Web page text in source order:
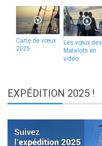
Carte de vœux
2025
Les vœux des
Matelots en
vidéo
EXPÉDITION 2025 !